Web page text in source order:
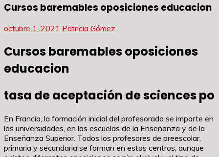
Cursos baremables oposiciones educacion
octubre 1, 2021 Patricia Gómez
Cursos baremables oposiciones
educacion
tasa de aceptación de sciences po
En Francia, la formación inicial del profesorado se imparte en
las universidades, en las escuelas de la Enseñanza y de la
Enseñanza Superior. Todos los profesores de preescolar,
primaria y secundaria se forman en estos centros, aunque